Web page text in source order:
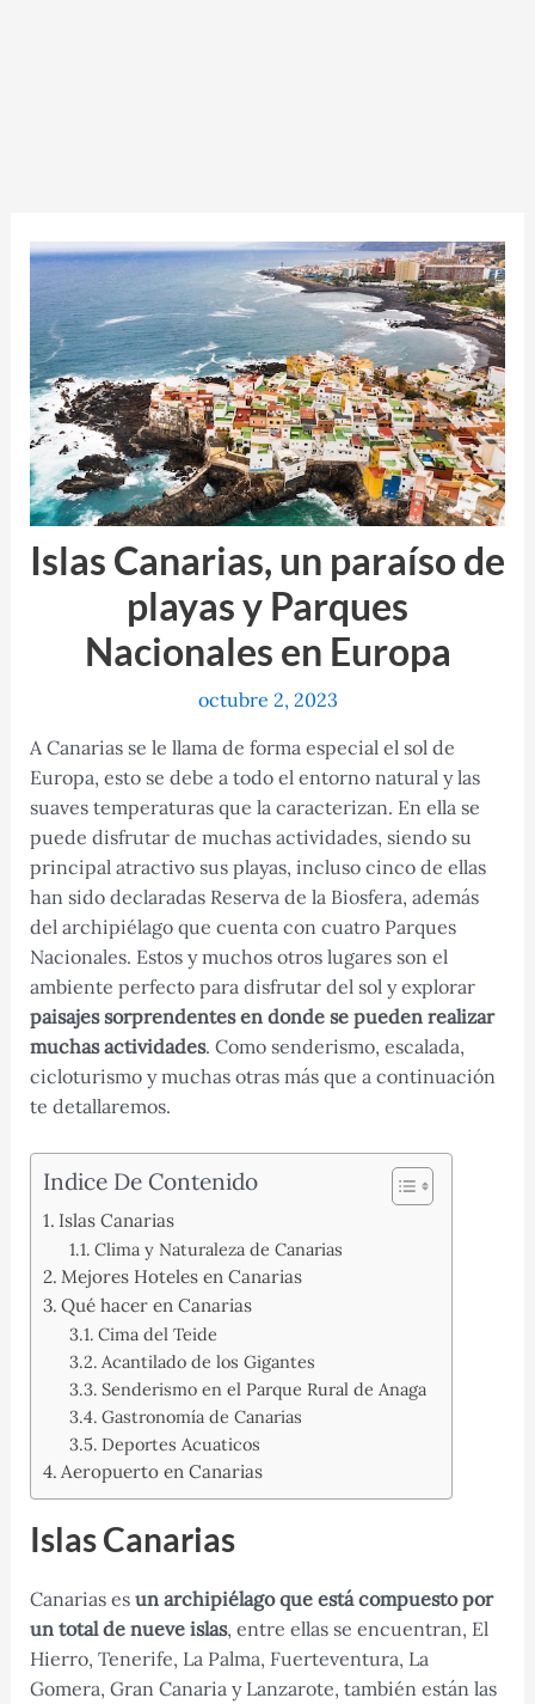
Islas Canarias, un paraíso de
playas y Parques
Nacionales en Europa
octubre 2, 2023
A Canarias se le llama de forma especial el sol de
Europa, esto se debe a todo el entorno natural y las
suaves temperaturas que la caracterizan. En ella se
puede disfrutar de muchas actividades, siendo su
principal atractivo sus playas, incluso cinco de ellas
han sido declaradas Reserva de la Biosfera, además
del archipiélago que cuenta con cuatro Parques
Nacionales. Estos y muchos otros lugares son el
ambiente perfecto para disfrutar del sol y explorar
paisajes sorprendentes en donde se pueden realizar
muchas actividades. Como senderismo, escalada,
cicloturismo y muchas otras más que a continuación
te detallaremos.
Indice De Contenido
Islas Canarias
Clima y Naturaleza de Canarias
Mejores Hoteles en Canarias
Qué hacer en Canarias
Cima del Teide
Acantilado de los Gigantes
Senderismo en el Parque Rural de Anaga
Gastronomía de Canarias
Deportes Acuaticos
Aeropuerto en Canarias
Islas Canarias
Canarias es un archipiélago que está compuesto por
un total de nueve islas, entre ellas se encuentran, El
Hierro, Tenerife, La Palma, Fuerteventura, La
Gomera, Gran Canaria y Lanzarote, también están las